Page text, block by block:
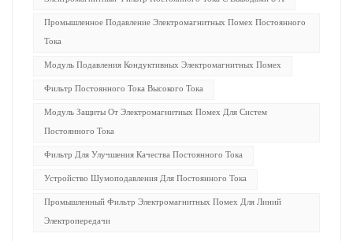
Промышленное Подавление Электромагнитных Помех Постоянного
Тока
Модуль Подавления Кондуктивных Электромагнитных Помех
Фильтр Постоянного Тока Высокого Тока
Модуль Защиты От Электромагнитных Помех Для Систем
Постоянного Тока
Фильтр Для Улучшения Качества Постоянного Тока
Устройство Шумоподавления Для Постоянного Тока
Промышленный Фильтр Электромагнитных Помех Для Линий
Электропередачи